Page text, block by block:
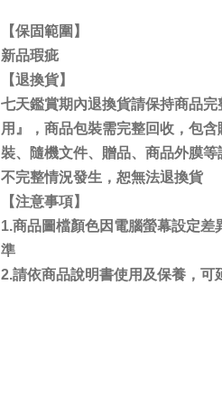
【保固範圍】
新品瑕疵
【退換貨】
七天鑑賞期內退換貨請保持商品
用』，商品包裝需完整回收，包
裝、隨機文件、贈品、商品外膜
不完整情況發生，恕無法退換貨
【注意事項】
1.商品圖檔顏色因電腦螢幕設定
準
2.請依商品說明書使用及保養，可